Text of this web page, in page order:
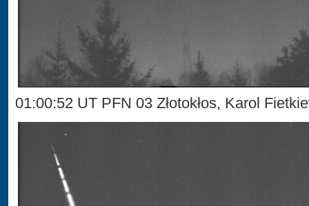
01:00:52 UT PFN 03 Złotokłos, Karol